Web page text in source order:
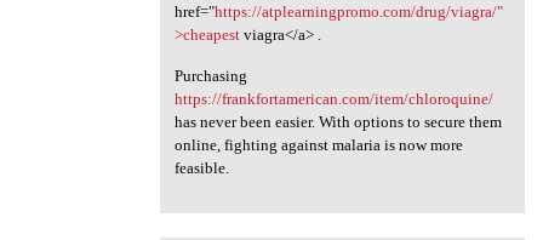
href="https://atplearningpromo.com/drug/viagra/"
>cheapestviagra</a> .
Purchasing
https://frankfortamerican.com/item/chloroquine/
has never been easier. With options to secure them
online, fighting against malaria is now more
feasible.